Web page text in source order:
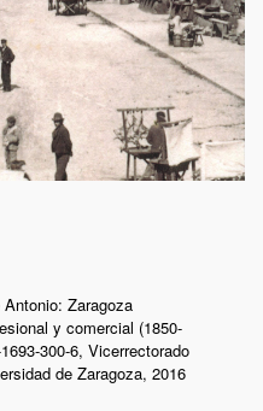
Zaragoza
y comercial (1850-
300-6, Vicerrectorado
de Zaragoza, 2016